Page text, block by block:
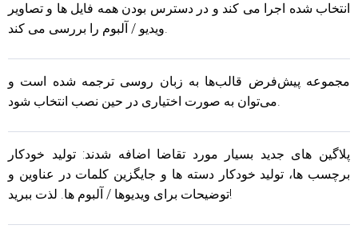
انتخاب شده اجرا می کند و در دسترس بودن همه فایل ها و تصاویر
ویدیو / آلبوم را بررسی می کند.
مجموعه پیش‌فرض قالب‌ها به زبان روسی ترجمه شده است و
می‌توان به صورت اختیاری در حین نصب انتخاب شود.
پلاگین های جدید بسیار مورد تقاضا اضافه شدند: تولید خودکار
برچسب ها، تولید خودکار دسته ها و جایگزین کلمات در عناوین و
توضیحات برای ویدیوها / آلبوم ها. لذت ببرید!